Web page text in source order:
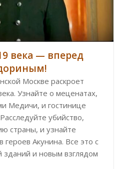
века — вперед
Москве раскроет
Узнайте о меценатах,
Медичи, и гостинице
убийство,
страны, и узнайте
героев Акунина. Все это с
зданий и новым взглядом